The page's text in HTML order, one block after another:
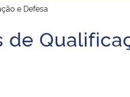
União
Banco Central do Brasil
e Defesa